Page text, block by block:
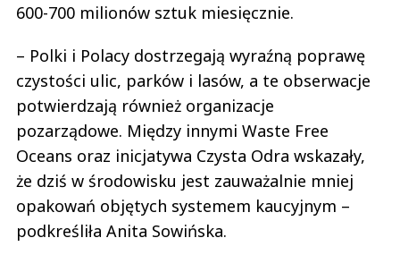
600-700 milionów sztuk miesięcznie.
– Polki i Polacy dostrzegają wyraźną poprawę
czystości ulic, parków i lasów, a te obserwacje
potwierdzają również organizacje
pozarządowe. Między innymi Waste Free
Oceans oraz inicjatywa Czysta Odra wskazały,
że dziś w środowisku jest zauważalnie mniej
opakowań objętych systemem kaucyjnym –
podkreśliła Anita Sowińska.